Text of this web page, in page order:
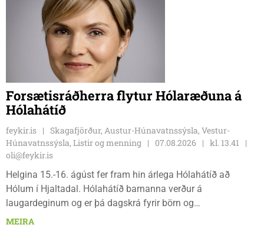
Forsætisráðherra flytur Hólaræðuna á
Hólahátíð
feykir.is
Skagafjörður, Austur-Húnavatnssýsla, Vestur-
Húnavatnssýsla, Listir og menning
07.08.2026
kl. 13.41
oli@feykir.is
Helgina 15.-16. ágúst fer fram hin árlega Hólahátíð að
Hólum í Hjaltadal. Hólahátíð barnanna verður á
laugardeginum og er þá dagskrá fyrir börn og
fjölskyldur.Lydía Einarsdóttir svæðisstjóri æskulýðsmála og
MEIRA